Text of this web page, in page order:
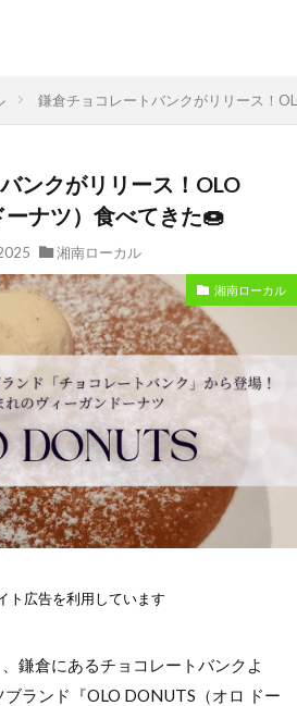
鎌倉チョコレートバンクがリリース！
ンクがリリース！OLO
ーナツ）食べてきた🍩
湘南ローカル
湘南ローカル
ト広告を利用しています
鎌倉にあるチョコレートバンクよ
ランド『OLO DONUTS（オロ ドー